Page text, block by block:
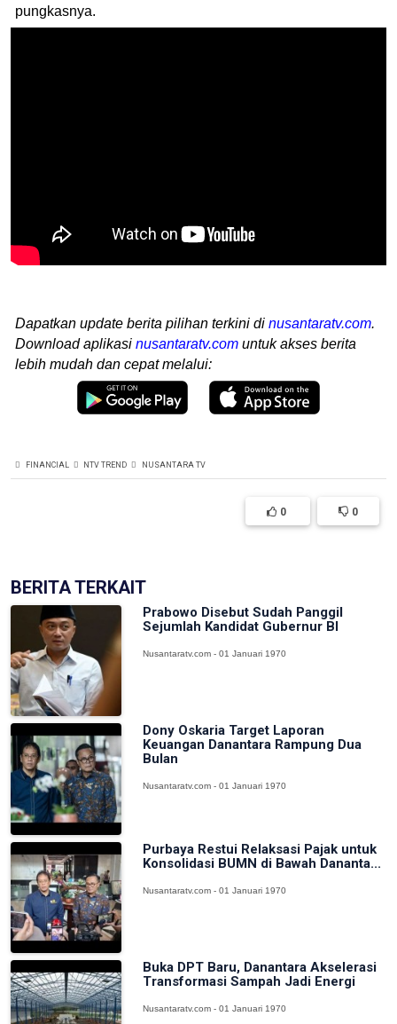
pungkasnya.
Dapatkan update berita pilihan terkini di nusantaratv.com.
Download aplikasi nusantaratv.com untuk akses berita
lebih mudah dan cepat melalui:
FINANCIAL NTV TREND NUSANTARA TV
0 0
BERITA TERKAIT
Prabowo Disebut Sudah Panggil
Sejumlah Kandidat Gubernur BI
Nusantaratv.com - 01 Januari 1970
Dony Oskaria Target Laporan
Keuangan Danantara Rampung Dua
Bulan
Nusantaratv.com - 01 Januari 1970
Purbaya Restui Relaksasi Pajak untuk
Konsolidasi BUMN di Bawah Dananta...
Nusantaratv.com - 01 Januari 1970
Buka DPT Baru, Danantara Akselerasi
Transformasi Sampah Jadi Energi
Nusantaratv.com - 01 Januari 1970